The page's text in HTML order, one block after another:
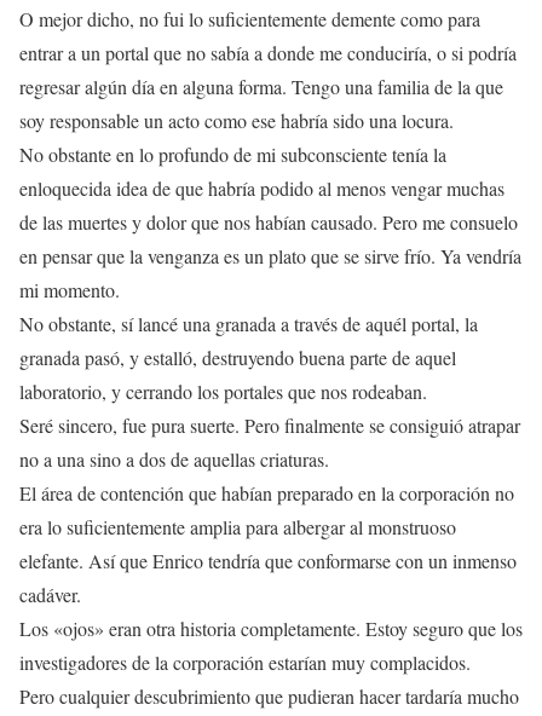
O mejor dicho, no fui lo suficientemente demente como para
entrar a un portal que no sabía a donde me conduciría, o si podría
regresar algún día en alguna forma. Tengo una familia de la que
soy responsable un acto como ese habría sido una locura.
No obstante en lo profundo de mi subconsciente tenía la
enloquecida idea de que habría podido al menos vengar muchas
de las muertes y dolor que nos habían causado. Pero me consuelo
en pensar que la venganza es un plato que se sirve frío. Ya vendría
mi momento.
No obstante, sí lancé una granada a través de aquél portal, la
granada pasó, y estalló, destruyendo buena parte de aquel
laboratorio, y cerrando los portales que nos rodeaban.
Seré sincero, fue pura suerte. Pero finalmente se consiguió atrapar
no a una sino a dos de aquellas criaturas.
El área de contención que habían preparado en la corporación no
era lo suficientemente amplia para albergar al monstruoso
elefante. Así que Enrico tendría que conformarse con un inmenso
cadáver.
Los «ojos» eran otra historia completamente. Estoy seguro que los
investigadores de la corporación estarían muy complacidos.
Pero cualquier descubrimiento que pudieran hacer tardaría mucho